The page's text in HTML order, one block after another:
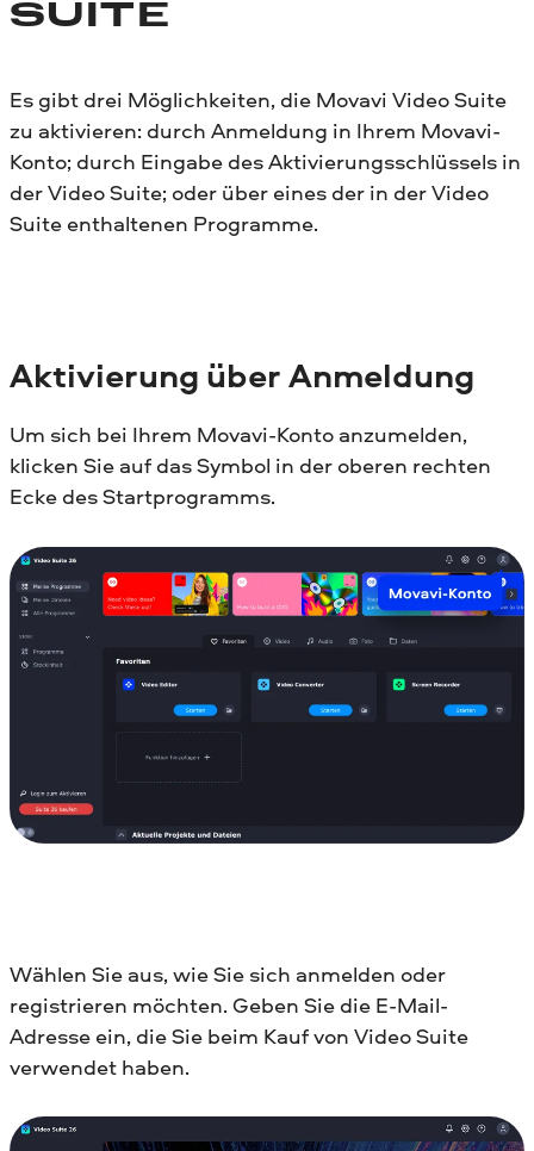
SUITE
Es gibt drei Möglichkeiten, die Movavi Video Suite
zu aktivieren: durch Anmeldung in Ihrem Movavi-
Konto; durch Eingabe des Aktivierungsschlüssels in
der Video Suite; oder über eines der in der Video
Suite enthaltenen Programme.
Aktivierung über Anmeldung
Um sich bei Ihrem Movavi-Konto anzumelden,
klicken Sie auf das Symbol in der oberen rechten
Ecke des Startprogramms.
Wählen Sie aus, wie Sie sich anmelden oder
registrieren möchten. Geben Sie die E-Mail-
Adresse ein, die Sie beim Kauf von Video Suite
verwendet haben.